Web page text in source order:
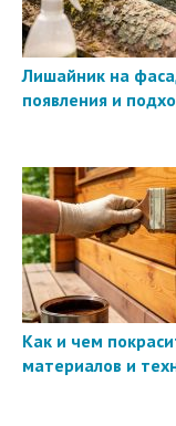
Лишайник на
появления и
Как и чем
материалов и